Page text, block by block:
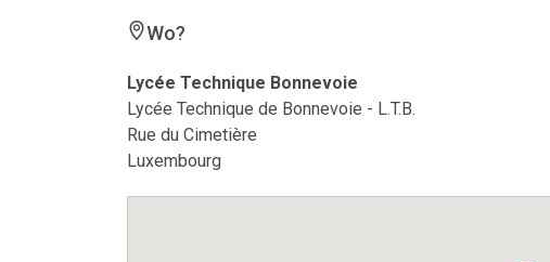
Wo?
Lycée Technique Bonnevoie
Lycée Technique de Bonnevoie - L.T.B.
Rue du Cimetière
Luxembourg